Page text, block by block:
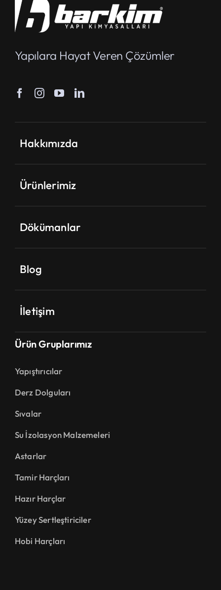
Yapılara Hayat Veren Çözümler
Hakkımızda
Ürünlerimiz
Dökümanlar
Blog
İletişim
Ürün Gruplarımız
Yapıştırıcılar
Derz Dolguları
Sıvalar
Su İzolasyon Malzemeleri
Astarlar
Tamir Harçları
Hazır Harçlar
Yüzey Sertleştiriciler
Hobi Harçları